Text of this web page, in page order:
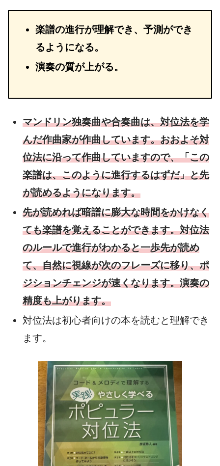
楽譜の進行が理解でき、予測ができ
るようになる。
演奏の質が上がる。
マンドリン独奏曲や合奏曲は、対位法を学
んだ作曲家が作曲しています。おおよそ対
位法に沿って作曲していますので、「この
楽譜は、このように進行するはずだ」と先
が読めるようになります。
先が読めれば暗譜に膨大な時間をかけなく
ても楽譜を覚えることができます。対位法
のルールで進行がわかると一歩先が読め
て、自然に視線が次のフレーズに移り、ポ
ジションチェンジが速くなります。演奏の
精度も上がります。
対位法は初心者向けの本を読むと理解でき
ます。